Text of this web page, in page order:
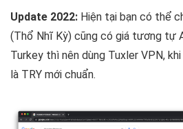
Update 2022: Hiện tại bạn có thể
(Thổ Nhĩ Kỳ) cũng có giá tương tự
Turkey thì nên dùng Tuxler VPN,
là TRY mới chuẩn.